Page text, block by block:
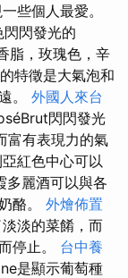
些個人最愛。
閃發光的
脂，玫瑰色，辛
特徵是大氣泡和
。 外國人來台
閃閃發光
富有表現力的氣
紅色中心可以
多麗酒可以與各
酪。 外燴佈置
淡的菜餚，而
停止。 台中養
是顯示葡萄種